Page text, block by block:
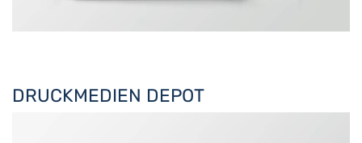
DRUCKMEDIEN DEPOT